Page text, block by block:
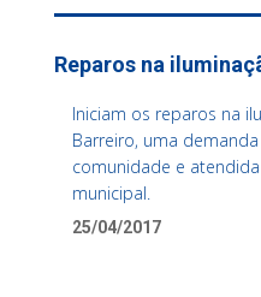
Reparos na
Iniciam os reparos na
Barreiro, uma
comunidade e
municipal.
25/04/2017